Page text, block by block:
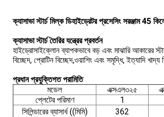
ক্যাসাভা স্টার্চ মিল্ক ডিহাইড্রেটর প্রসেসিং সরঞ্জাম 45
ক্যাসাভা স্টার্চ তৈরির যন্ত্রের প্রবর্তন
হাইড্রোসাইক্লোন ব্যাপকভাবে বড় এবং মাঝারি আকারের
বিচ্ছেদ, প্রোটিন বিচ্ছেদ,ওয়াশিং এবং সমৃদ্ধি, ইত্যাদি
প্রধান প্রযুক্তিগত পরামিতি
মডেল
এক্সএল৩২৫
প্লেটের পরিমাণ
1
সিলিন্ডারের ব্যাসার্ধ ((মিমি) 362